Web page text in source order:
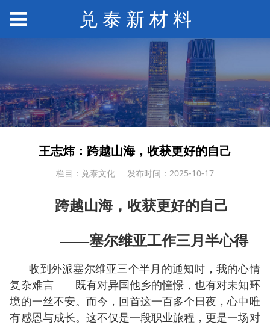
兑 泰 新 材 料
王志炜：跨越山海，收获更好的自己
栏目：兑泰文化 发布时间：2025-10-17
跨越山海，收获更好的自己
——塞尔维亚工作三月半心得
收到外派塞尔维亚三个半月的通知时，我的心情
复杂难言——既有对异国他乡的憧憬，也有对未知环
境的一丝不安。而今，回首这一百多个日夜，心中唯
有感恩与成长。这不仅是一段职业旅程，更是一场对